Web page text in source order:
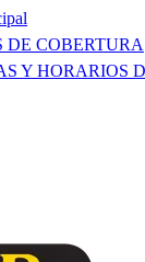
DE COBERTURA
Y HORARIOS